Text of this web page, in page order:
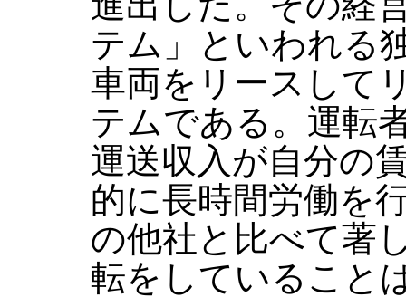
テム」といわれる
車両をリースして
テムである。運転
運送収入が自分の
的に長時間労働を
の他社と比べて著
転をしていること